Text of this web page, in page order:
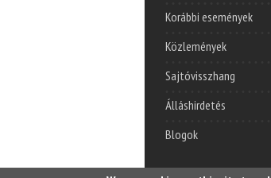
Korábbi események
Közlemények
Sajtóvisszhang
Álláshirdetés
Blogok